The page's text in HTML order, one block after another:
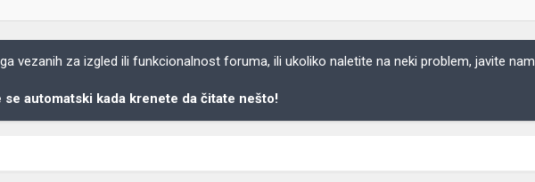
vezanih za izgled ili funkcionalnost foruma, ili ukoliko naletite na neki problem, javite nam
se automatski kada krenete da čitate nešto!